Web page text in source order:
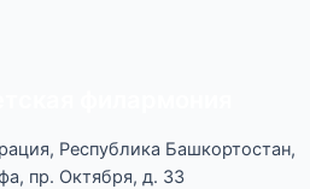
Республика Башкортостан,
пр. Октября, д. 33